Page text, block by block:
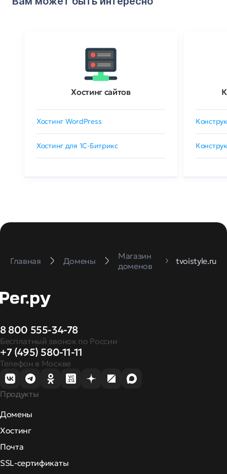
Хостинг сайтов
Хостинг WordPress
Хостинг для 1C-Битрикс
Главная Домены
Магазин
доменов
tvoistyle.ru
8 800 555-34-78
Бесплатный звонок по России
+7 (495) 580-11-11
Телефон в Москве
Продукты
Домены
Хостинг
Почта
SSL-сертификаты